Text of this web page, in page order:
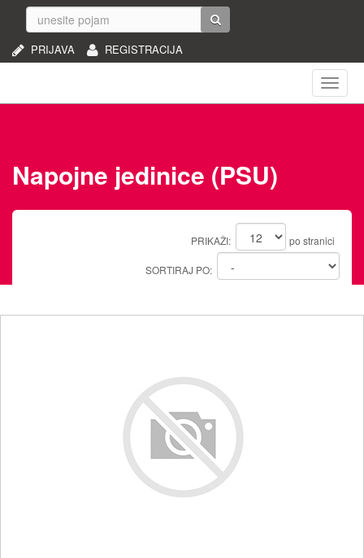
REGISTRACIJA
PRIJAVA
Napojne jedinice (PSU)
PRIKAŽI: po stranici
SORTIRAJ PO: